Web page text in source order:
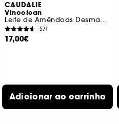
CAUDALIE
Vinoclean
Leite de Amêndoas Desmaquilhante
571
17,00€
Adicionar ao carrinho